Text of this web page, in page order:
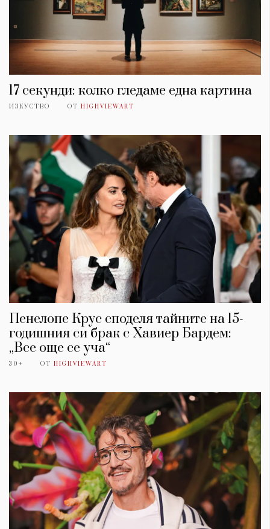
17 секунди: колко гледаме една картина
ИЗКУСТВО ОТ HIGHVIEWART
Пенелопе Крус споделя тайните на 15-
годишния си брак с Хавиер Бардем:
„Все още се уча“
30+ ОТ HIGHVIEWART